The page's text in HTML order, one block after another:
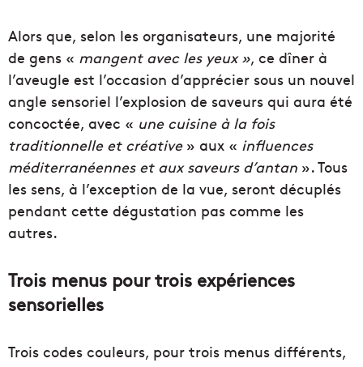
Alors que, selon les organisateurs, une majorité
de gens « mangent avec les yeux », ce dîner à
l’aveugle est l’occasion d’apprécier sous un nouvel
angle sensoriel l’explosion de saveurs qui aura été
concoctée, avec « une cuisine à la fois
traditionnelle et créative» aux « influences
méditerranéennes et aux saveurs d’antan ». Tous
les sens, à l’exception de la vue, seront décuplés
pendant cette dégustation pas comme les
autres.
Trois menus pour trois expériences
sensorielles
Trois codes couleurs, pour trois menus différents,